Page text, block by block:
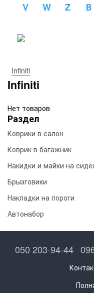
V
W Z В
Infiniti
Infiniti
Нет товаров
Раздел
Коврики в салон
Коврик в багажник
Накидки и майки на
Брызговики
Накладки на пороги
Автонабор
050 203-94-44